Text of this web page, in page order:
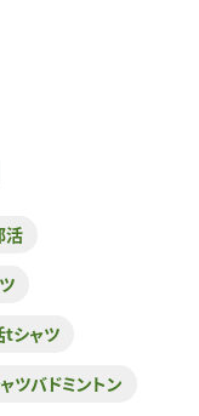
活
シャツ
ツバドミントン